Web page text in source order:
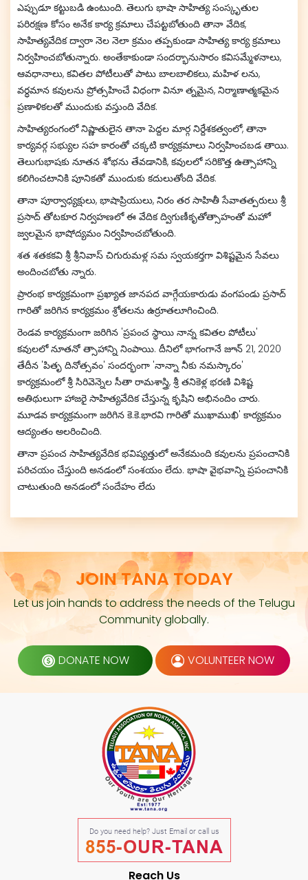
ఎప్పుడూ కట్టుబడి ఉంటుంది. తెలుగు భాషా సాహిత్య సంస్కృతుల
పరిరక్షణ కోసం అనేక కార్య క్రమాలు చేపట్టబోతుంది తానా వేదిక,
సాహిత్యవేదిక ద్వారా నెల నెలా క్రమం తప్పకుండా సాహిత్య కార్య క్రమాలు
నిర్వహించబోతున్నారు. అంతేకాకుండా సందర్భానుసారం కవిసమ్మేళనాలు,
ఆవధానాలు, కవితల పోటీలుతో పాటు బాలబాలికలు, మహిళ లను,
వర్ధమాన కవులను ప్రోత్సహించే విధంగా వినూ త్నమైన, నిర్మాణాత్మకమైన
ప్రణాళికలతో ముందుకు వస్తుంది వేదిక.
సాహిత్యరంగంలో నిష్ణాతులైన తానా పెద్దల మార్గ నిర్దేశకత్వంలో, తానా
కార్యవర్గ సభ్యుల సహ కారంతో చక్కటి కార్యక్రమాలు నిర్వహించబడ తాయి.
తెలుగుభాషకు నూతన శోభను తేవడానికి, కవులలో సరికొత్త ఉత్సాహాన్ని
కలిగించటానికి పూనికతో ముందుకు కదులుతోంది వేదిక.
తానా పూర్వాధ్యక్షులు, భాషాప్రియులు, నిరం తర సాహితీ సేవాతత్పరులు శ్రీ
ప్రసాద్ తోటకూర నిర్వహణలో ఈ వేదిక ద్విగుణీకృతోత్సాహంతో మహో
జ్వలమైన భాషోద్యమం నిర్వహించబోతుంది.
శత శతకకవి శ్రీ శ్రీనివాస్ చిగురుమళ్ల సమ స్వయకర్తగా విశిష్టమైన సేవలు
అందించబోతు న్నారు.
ప్రారంభ కార్యక్రమంగా ప్రఖ్యాత జానపద వాగ్గేయకారుడు వంగపండు ప్రసాద్
గారితో జరిగిన కార్యక్రమం శ్రోతలను ఉర్రూతలూగించింది.
రెండవ కార్యక్రమంగా జరిగిన 'ప్రపంచ స్థాయి నాన్న కవితల పోటీలు'
కవులలో నూతనో త్సాహాన్ని నింపాయి. దీనిలో భాగంగానే జూన్ 21, 2020
తేదీన 'పితృ దినోత్సవం' సందర్భంగా 'నాన్నా నీకు నమస్కారం'
కార్యక్రమంలో శ్రీ సిరివెన్నెల సీతా రామశాస్త్రి, శ్రీ తనికెళ్ల భరణి విశిష్ట
అతిథులుగా హాజరై సాహిత్యవేదిక చేస్తున్న కృషిని అభినందిం చారు.
మూడవ కార్యక్రమంగా జరిగిన కె.కె.భారవి గారితో ముఖాముఖి' కార్యక్రమం
ఆద్యంతం అలరించింది.
తానా ప్రపంచ సాహిత్యవేదిక భవిష్యత్తులో అనేకమంది కవులను ప్రపంచానికి
పరిచయం చేస్తుంది అనడంలో సంశయం లేదు. భాషా వైభవాన్ని ప్రపంచానికి
చాటుతుంది అనడంలో సందేహం లేదు
JOIN TANA TODAY
Let us join hands to address the needs of the Telugu
Community globally.
DONATE NOW VOLUNTEER NOW
Do you need help? Just Email or call us
855-OUR-TANA
Reach Us